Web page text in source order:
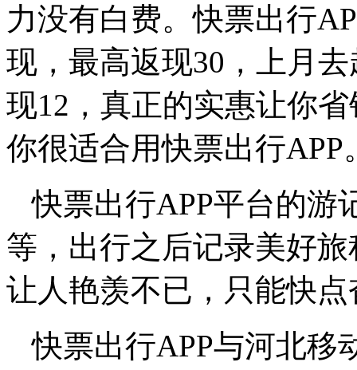
力没有白费。快票出行
现，最高返现30，上月
现12，真正的实惠让你
你很适合用快票出行APP
快票出行APP平台的游
等，出行之后记录美好
让人艳羡不已，只能快
快票出行APP与河北移